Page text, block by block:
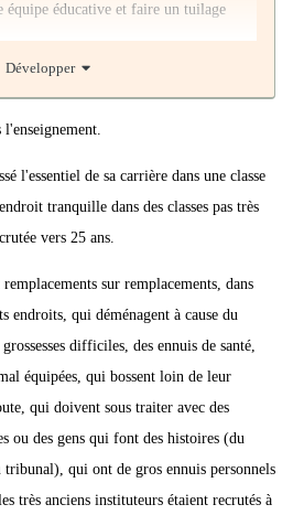
équipe éducative et faire un tuilage
l oralité et enseigne l anglais tous les
mais vu qu il y a un fonctionnaire
parents lui en sont reconnaissants
métier exigeant qui demande un moral
Développer
l'essentiel de sa carrière dans une classe
tranquille dans des classes pas très
vers 25 ans.
sur remplacements, dans
endroits, qui déménagent à cause du
difficiles, des ennuis de santé,
équipées, qui bossent loin de leur
qui doivent sous traiter avec des
ou des gens qui font des histoires (du
tribunal), qui ont de gros ennuis personnels
très anciens instituteurs étaient recrutés à